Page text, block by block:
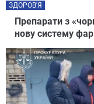
Препарати з
нову систему
ЗДОРОВ'Я